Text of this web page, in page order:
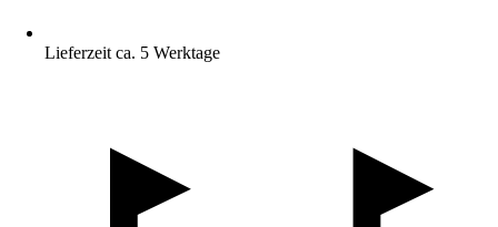
Lieferzeit ca. 5 Werktage